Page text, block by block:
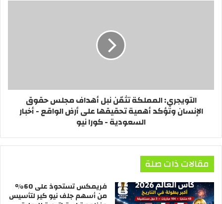
التويجري: المملكة تثمّن نبل أهداف مجلس حقوق
الإنسان وتؤكد أهمية تحقيقها على أرض الواقع - أخبار
السعودية - كورا نيو
مقالات ذات صلة
فريمكس تستحوذ على 60%
من أسهم جلف نيو كير لتأسيس